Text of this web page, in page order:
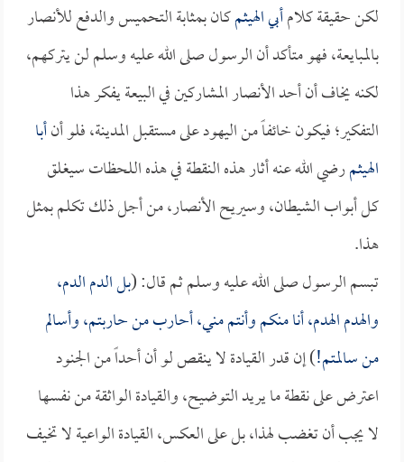
لكن حقيقة كلامأبي الهيثمكان بمثابة التحميس والدفع للأنصار
بالمبايعة، فهو متأكد أن الرسول صلى الله عليه وسلم لن يتركهم،
لكنه يخاف أن أحد الأنصار المشاركين في البيعة يفكر هذا
التفكير؛ فيكون خائفاً من اليهود على مستقبل المدينة، فلو أنأبا
الهيثمرضي الله عنه أثار هذه النقطة في هذه اللحظات سيغلق
كل أبواب الشيطان، وسيريح الأنصار، من أجل ذلك تكلم بمثل
هذا.
تبسم الرسول صلى الله عليه وسلم ثم قال: (بل الدم الدم،
والهدم الهدم، أنا منكم وأنتم مني، أحارب من حاربتم، وأسالم
من سالمتم!) إن قدر القيادة لا ينقص لو أن أحداً من الجنود
اعترض على نقطة ما يريد التوضيح، والقيادة الواثقة من نفسها
لا يجب أن تغضب لهذا، بل على العكس، القيادة الواعية لا تخيف